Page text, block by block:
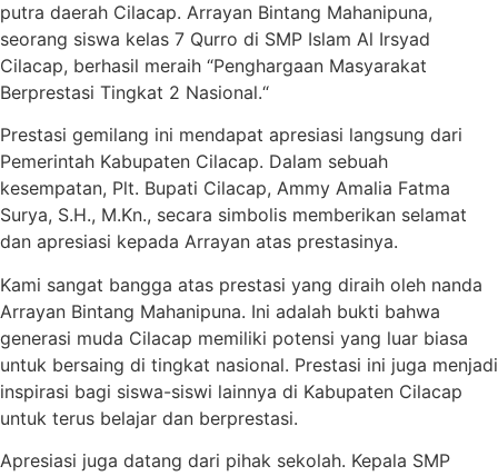
putra daerah Cilacap. Arrayan Bintang Mahanipuna,
seorang siswa kelas 7 Qurro di SMP Islam Al Irsyad
Cilacap, berhasil meraih “Penghargaan Masyarakat
Berprestasi Tingkat 2 Nasional.“
Prestasi gemilang ini mendapat apresiasi langsung dari
Pemerintah Kabupaten Cilacap. Dalam sebuah
kesempatan, Plt. Bupati Cilacap, Ammy Amalia Fatma
Surya, S.H., M.Kn., secara simbolis memberikan selamat
dan apresiasi kepada Arrayan atas prestasinya.
Kami sangat bangga atas prestasi yang diraih oleh nanda
Arrayan Bintang Mahanipuna. Ini adalah bukti bahwa
generasi muda Cilacap memiliki potensi yang luar biasa
untuk bersaing di tingkat nasional. Prestasi ini juga menjadi
inspirasi bagi siswa-siswi lainnya di Kabupaten Cilacap
untuk terus belajar dan berprestasi.
Apresiasi juga datang dari pihak sekolah. Kepala SMP